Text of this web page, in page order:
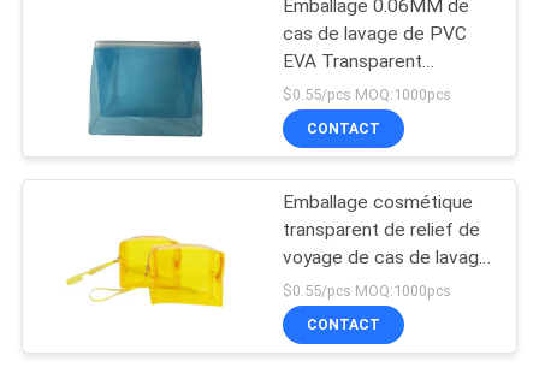
Emballage 0.06MM de
cas de lavage de PVC
EVA Transparent
Cosmetic Travel Bag
$0.55/pcs MOQ:1000pcs
CONTACT
Emballage cosmétique
transparent de relief de
voyage de cas de lavage
de sac de stockage de
PVC TPU
$0.55/pcs MOQ:1000pcs
CONTACT